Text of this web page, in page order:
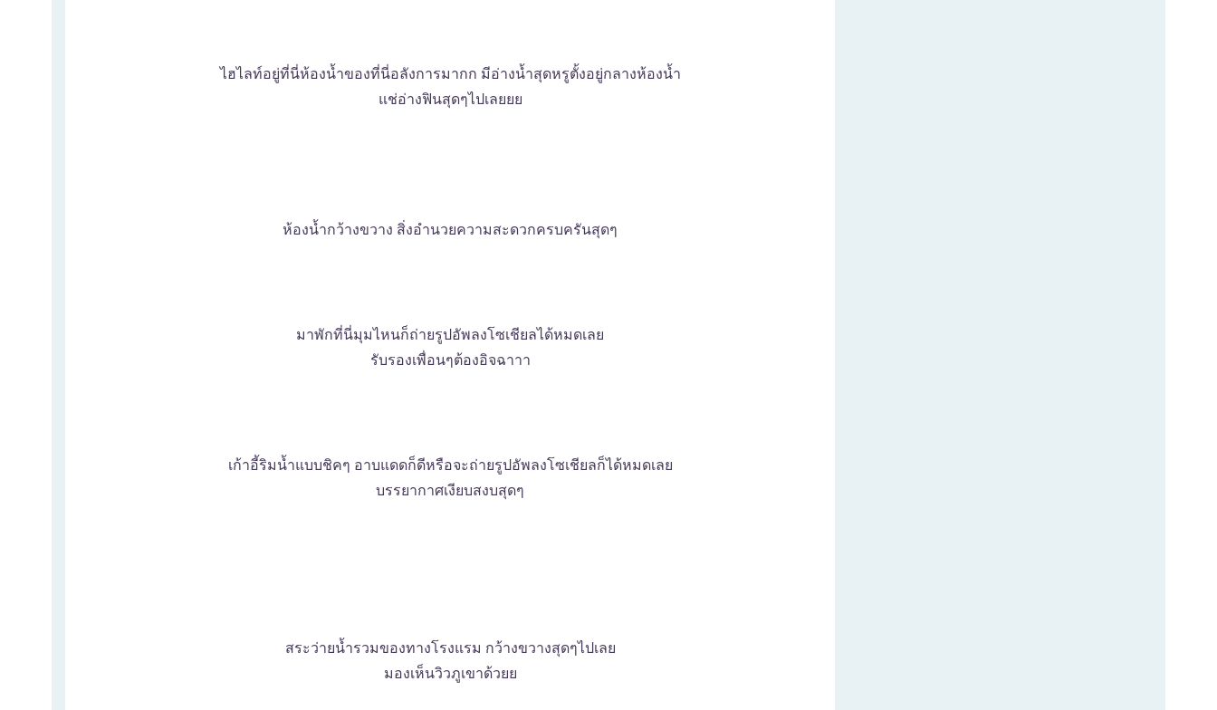
ไฮไลท์อยู่ที่นี่ห้องน้ำของที่นี่อลังการมากก มีอ่างน้ำสุดหรูตั้งอยู่กลางห้องน้ำ
แช่อ่างฟินสุดๆไปเลยยย
ห้องน้ำกว้างขวาง สิ่งอำนวยความสะดวกครบครันสุดๆ
มาพักที่นี่มุมไหนก็ถ่ายรูปอัพลงโซเชียลได้หมดเลย
รับรองเพื่อนๆต้องอิจฉาาา
เก้าอี้ริมน้ำแบบชิคๆ อาบแดดก็ดีหรือจะถ่ายรูปอัพลงโซเชียลก็ได้หมดเลย
บรรยากาศเงียบสงบสุดๆ
สระว่ายน้ำรวมของทางโรงแรม กว้างขวางสุดๆไปเลย
มองเห็นวิวภูเขาด้วยย